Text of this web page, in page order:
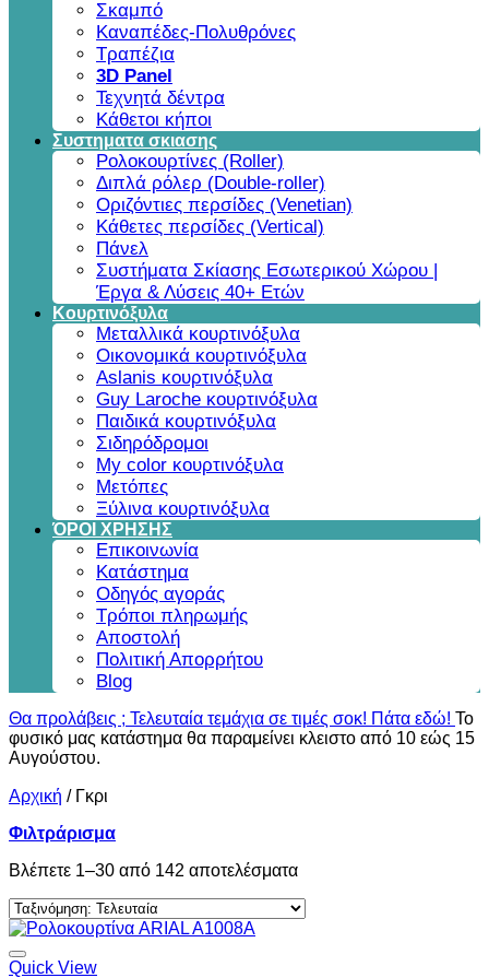
Σκαμπό
Καναπέδες-Πολυθρόνες
Τραπέζια
3D Panel
Τεχνητά δέντρα
Κάθετοι κήποι
Συστηματα σκιασης
Ρολοκουρτίνες (Roller)
Διπλά ρόλερ (Double-roller)
Οριζόντιες περσίδες (Venetian)
Κάθετες περσίδες (Vertical)
Πάνελ
Συστήματα Σκίασης Εσωτερικού Χώρου |
Έργα & Λύσεις 40+ Ετών
Κουρτινόξυλα
Μεταλλικά κουρτινόξυλα
Οικονομικά κουρτινόξυλα
Aslanis κουρτινόξυλα
Guy Laroche κουρτινόξυλα
Παιδικά κουρτινόξυλα
Σιδηρόδρομοι
My color κουρτινόξυλα
Μετόπες
Ξύλινα κουρτινόξυλα
ΌΡΟΙ ΧΡΗΣΗΣ
Επικοινωνία
Κατάστημα
Οδηγός αγοράς
Τρόποι πληρωμής
Αποστολή
Πολιτική Απορρήτου
Blog
Θα προλάβεις ; Τελευταία τεμάχια σε τιμές σοκ! Πάτα εδώ! Το
φυσικό μας κατάστημα θα παραμείνει κλειστο από 10 εώς 15
Αυγούστου.
Αρχική / Γκρι
Φιλτράρισμα
Βλέπετε 1–30 από 142 αποτελέσματαSorted
latest
Quick View